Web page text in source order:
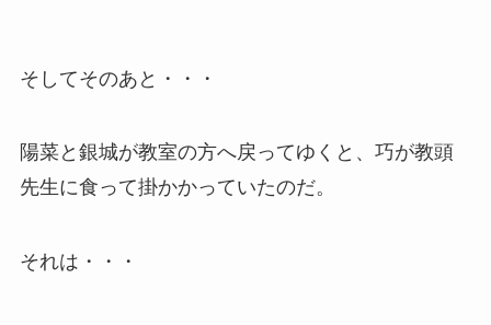
そしてそのあと・・・
陽菜と銀城が教室の方へ戻ってゆくと、巧が教頭
先生に食って掛かかっていたのだ。
それは・・・